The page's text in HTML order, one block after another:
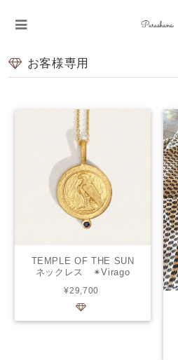
お客様専用
TEMPLE OF THE SUN
ネックレス ✴︎Virago
¥29,700